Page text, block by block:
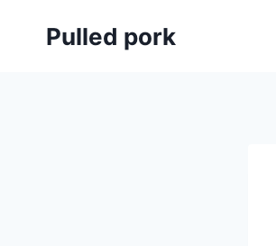
Pulled pork